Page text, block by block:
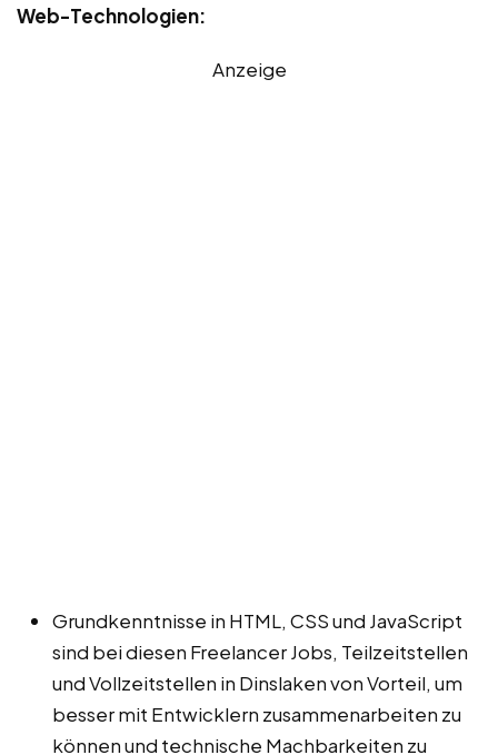
Web-Technologien:
Anzeige
Grundkenntnisse in HTML, CSS und JavaScript
sind bei diesen Freelancer Jobs, Teilzeitstellen
und Vollzeitstellen in Dinslaken von Vorteil, um
besser mit Entwicklern zusammenarbeiten zu
können und technische Machbarkeiten zu